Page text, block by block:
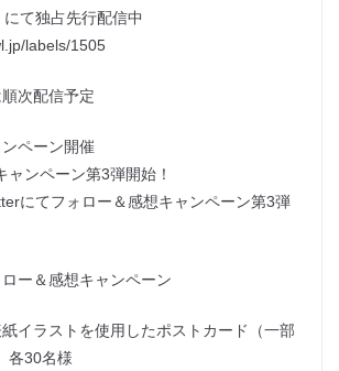
にて独占先行配信中
labels/1505
次配信予定
ペーン開催
ャンペーン第3弾開始！
にてフォロー＆感想キャンペーン第3弾
ー＆感想キャンペーン
イラストを使用したポストカード（一部
各30名様